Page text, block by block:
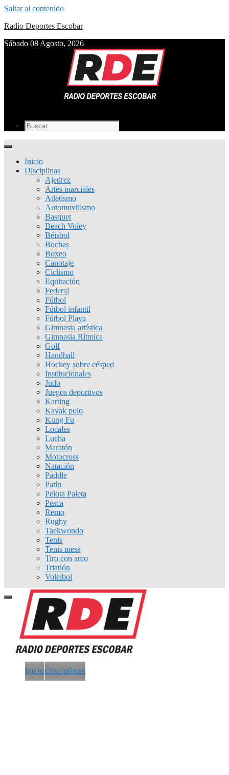
Saltar al contenido
Radio Deportes Escobar
Sábado 08 Agosto, 2026
Inicio
Disciplinas
Ajedrez
Artes marciales
Atletismo
Automovilismo
Basquet
Beach Voley
Béisbol
Bochas
Boxeo
Canotaje
Ciclismo
Equitación
Federal
Fútbol
Fútbol infantil
Fútbol Playa
Gimnasia artística
Gimnasia Rítmica
Golf
Handball
Hockey sobre césped
Institucionales
Judo
Juegos deportivos
Karting
Kayak polo
Kung Fu
Locales
Lucha
Maratón
Motocross
Natación
Paddle
Patín
Pelota Paleta
Pesca
Remo
Rugby
Taekwondo
Tenis
Tenis mesa
Tiro con arco
Triatlón
Voleibol
Inicio Disciplinas